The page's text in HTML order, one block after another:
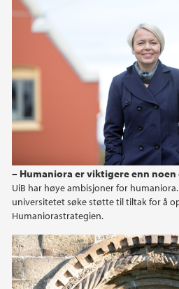
– Humaniora er viktigere enn noen
UiB har høye ambisjoner for
universitetet søke støtte til tiltak for å
Humaniorastrategien.